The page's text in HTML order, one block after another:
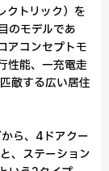
クトリック）を
のモデルであ
アコンセプトモ
性能、一充電走
敵する広い居住
ら、4ドアクー
、ステーション